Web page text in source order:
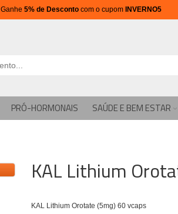
Ganhe 5% de Desconto com o cupom INVERNO5
PRÓ-HORMONAIS SAÚDE E BEM ESTAR
KAL Lithium
KAL Lithium Orotate (5mg) 60 vcaps